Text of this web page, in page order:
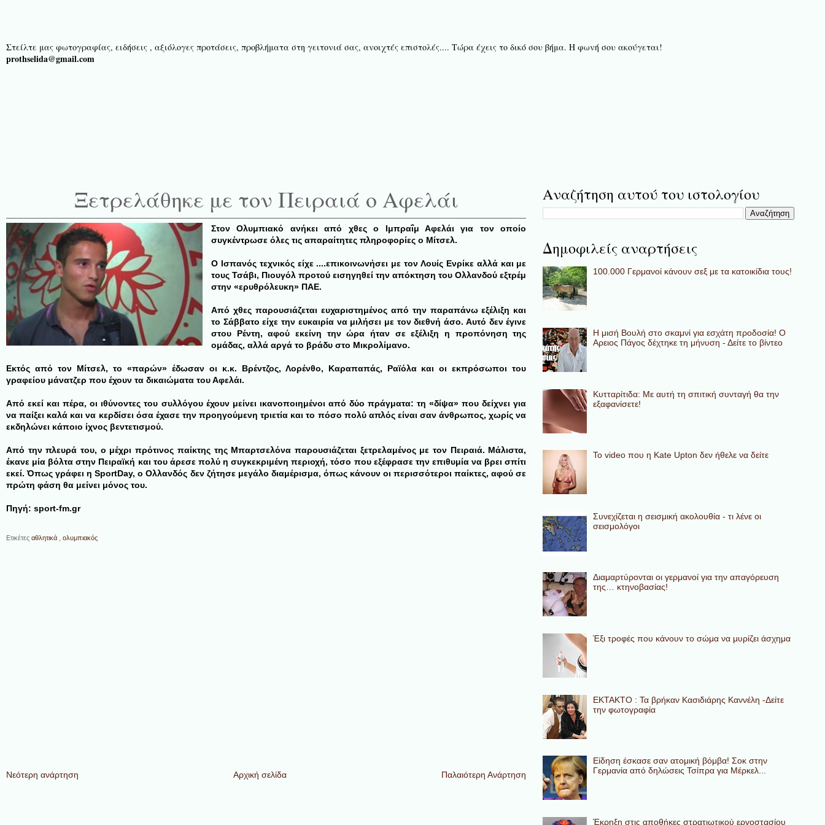
Στείλτε μας φωτογραφίας, ειδήσεις , αξιόλογες προτάσεις, προβλήματα στη γειτονιά σας, ανοιχτές επιστολές.... Τώρα έχεις το δικό σου βήμα. Η φωνή σου ακούγεται!
prothselida@gmail.com
Ξετρελάθηκε με τον Πειραιά ο Αφελάι
Στον Ολυμπιακό ανήκει από χθες ο Ιμπραΐμ Αφελάι για τον οποίο
συγκέντρωσε όλες τις απαραίτητες πληροφορίες ο Μίτσελ.
Ο Ισπανός τεχνικός είχε ....επικοινωνήσει με τον Λουίς Ενρίκε αλλά και με
τους Τσάβι, Πιουγόλ προτού εισηγηθεί την απόκτηση του Ολλανδού εξτρέμ
στην «ερυθρόλευκη» ΠΑΕ.
Από χθες παρουσιάζεται ευχαριστημένος από την παραπάνω εξέλιξη και
το Σάββατο είχε την ευκαιρία να μιλήσει με τον διεθνή άσο. Αυτό δεν έγινε
στου Ρέντη, αφού εκείνη την ώρα ήταν σε εξέλιξη η προπόνηση της
ομάδας, αλλά αργά το βράδυ στο Μικρολίμανο.
Εκτός από τον Μίτσελ, το «παρών» έδωσαν οι κ.κ. Βρέντζος, Λορένθο, Καραπαπάς, Ραϊόλα και οι εκπρόσωποι του
γραφείου μάνατζερ που έχουν τα δικαιώματα του Αφελάι.
Από εκεί και πέρα, οι ιθύνοντες του συλλόγου έχουν μείνει ικανοποιημένοι από δύο πράγματα: τη «δίψα» που δείχνει για
να παίξει καλά και να κερδίσει όσα έχασε την προηγούμενη τριετία και το πόσο πολύ απλός είναι σαν άνθρωπος, χωρίς να
εκδηλώνει κάποιο ίχνος βεντετισμού.
Από την πλευρά του, ο μέχρι πρότινος παίκτης της Μπαρτσελόνα παρουσιάζεται ξετρελαμένος με τον Πειραιά. Μάλιστα,
έκανε μία βόλτα στην Πειραϊκή και του άρεσε πολύ η συγκεκριμένη περιοχή, τόσο που εξέφρασε την επιθυμία να βρει σπίτι
εκεί. Όπως γράφει η SportDay, ο Ολλανδός δεν ζήτησε μεγάλο διαμέρισμα, όπως κάνουν οι περισσότεροι παίκτες, αφού σε
πρώτη φάση θα μείνει μόνος του.
Πηγή: sport-fm.gr
Ετικέτες αθλητικά ολυμπιακός
Νεότερη ανάρτηση Παλαιότερη Ανάρτηση
Αρχική σελίδα
Αναζήτηση αυτού του ιστολογίου
Δημοφιλείς αναρτήσεις
100.000 Γερμανοί κάνουν σεξ με τα κατοικίδια τους!
Η μισή Βουλή στο σκαμνί για εσχάτη προδοσία! Ο
Αρειος Πάγος δέχτηκε τη μήνυση - Δείτε το βίντεο
Κυτταρίτιδα: Με αυτή τη σπιτική συνταγή θα την
εξαφανίσετε!
To video που η Kate Upton δεν ήθελε να δείτε
Συνεχίζεται η σεισμική ακολουθία - τι λένε οι
σεισμολόγοι
Διαμαρτύρονται οι γερμανοί για την απαγόρευση
της… κτηνοβασίας!
Έξι τροφές που κάνουν το σώμα να μυρίζει άσχημα
ΕΚΤΑΚΤΟ : Τα βρήκαν Κασιδιάρης Καννέλη -Δείτε
την φωτογραφία
Eίδηση έσκασε σαν ατομική βόμβα! Σοκ στην
Γερμανία από δηλώσεις Τσίπρα για Μέρκελ...
Έκρηξη στις αποθήκες στρατιωτικού εργοστασίου